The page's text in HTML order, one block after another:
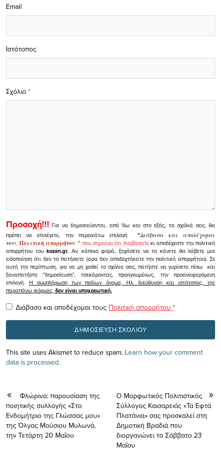
Σχόλιο *
Email
Ιστότοπος
Προσοχή!!! Για να δημοσιεύονται, από 'δω και στο εξής, τα σχόλιά σας, θα
πρέπει να επιλέγετε, την παρακάτω επιλογή
"Διάβασα και αποδέχομαι
τουςΠολιτική απορρήτου" που σημαίνει ότι διαβάσατεκι αποδέχεστε την πολιτική
απορρήτου τουkozan.gr. Αν, κάποια φορά, ξεχάσετε να το κάνετε θα λάβετε μια
ειδοποίηση ότι δεν το πατήσατε (αρα δεν αποδεχτήκατε την πολιτική απορρήτου). Σε
αυτή την περίπτωση, για να μη χαθεί το σχόλιο σας, πατήστε να γυρίσετε πίσω και
ξαναπατήστε "δημοσίευση", τσεκάροντας, προηγουμένως, την προαναφερόμενη
επιλογή.Η συμπλήρωση των πεδίων όνομα, Ηλ. διεύθυνση και ιστότοπος, της
παραπάνω φόρμας, δεν είναι υποχρεωτική.
Διάβασα και αποδέχομαι τους Πολιτική απορρήτου *
This site uses Akismet to reduce spam. Learn how your comment
data is processed.
Φλώρινα: παρουσίαση της
ποιητικής συλλογής «Στο
Ενδομήτριο της Γλώσσας μου»
της Όλγας Μούσιου Μυλωνά,
την Τετάρτη 20 Μαΐου
Ο Μορφωτικός Πολιτιστικός
Σύλλογος Καισαρειάς «Τα Εφτά
Πλατάνια» σας προσκαλεί στη
Δημοτική Βραδιά που
διοργανώνει το Σάββατο 23
Μαΐου